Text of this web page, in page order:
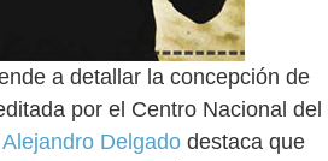
a detallar la concepción de
por el Centro Nacional del
Delgado destaca que